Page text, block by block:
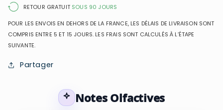
RETOUR GRATUIT SOUS 90 JOURS
POUR LES ENVOIS EN DEHORS DE LA FRANCE, LES DÉLAIS DE LIVRAISON SONT
COMPRIS ENTRE 5 ET 15 JOURS. LES FRAIS SONT CALCULÉS À L’ÉTAPE
SUIVANTE.
Partager
Notes Olfactives